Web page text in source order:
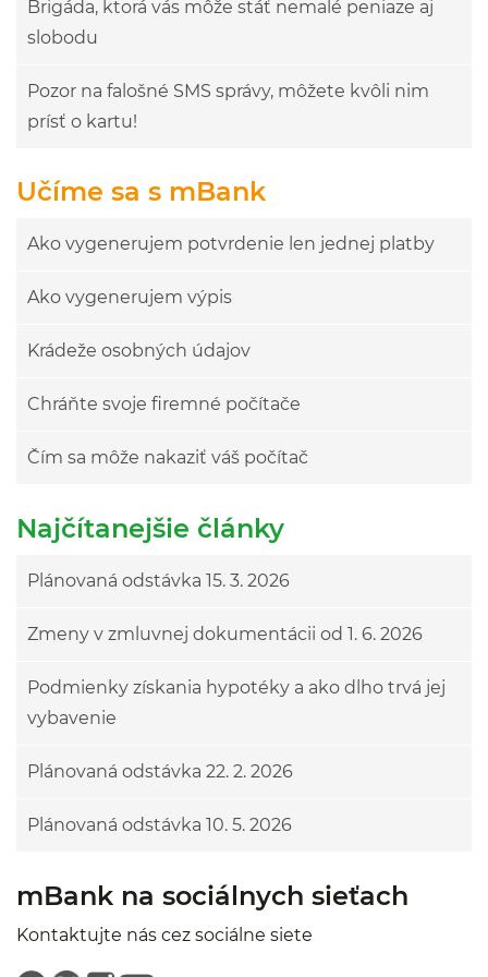
Brigáda, ktorá vás môže stáť nemalé peniaze aj
slobodu
Pozor na falošné SMS správy, môžete kvôli nim
prísť o kartu!
Učíme sa s mBank
Ako vygenerujem potvrdenie len jednej platby
Ako vygenerujem výpis
Krádeže osobných údajov
Chráňte svoje firemné počítače
Čím sa môže nakaziť váš počítač
Najčítanejšie články
Plánovaná odstávka 15. 3. 2026
Zmeny v zmluvnej dokumentácii od 1. 6. 2026
Podmienky získania hypotéky a ako dlho trvá jej
vybavenie
Plánovaná odstávka 22. 2. 2026
Plánovaná odstávka 10. 5. 2026
mBank na sociálnych sieťach
Kontaktujte nás cez sociálne siete